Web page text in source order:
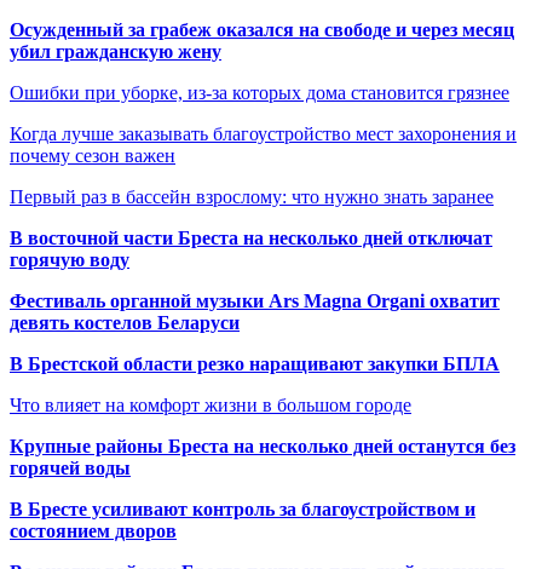
Осужденный за грабеж оказался на свободе и через месяц
убил гражданскую жену
Ошибки при уборке, из-за которых дома становится грязнее
Когда лучше заказывать благоустройство мест захоронения и
почему сезон важен
Первый раз в бассейн взрослому: что нужно знать заранее
В восточной части Бреста на несколько дней отключат
горячую воду
Фестиваль органной музыки Ars Magna Organi охватит
девять костелов Беларуси
В Брестской области резко наращивают закупки БПЛА
Что влияет на комфорт жизни в большом городе
Крупные районы Бреста на несколько дней останутся без
горячей воды
В Бресте усиливают контроль за благоустройством и
состоянием дворов